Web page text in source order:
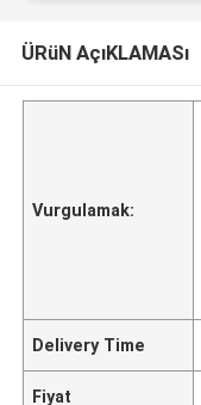
ÜRüN AçıKLAMASı
Vurgulamak:
Delivery Time
Fiyat